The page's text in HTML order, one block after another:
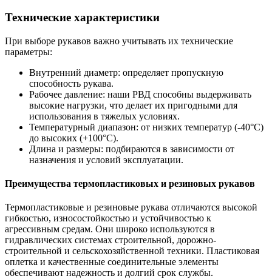
Технические характеристики
При выборе рукавов важно учитывать их технические
параметры:
Внутренний диаметр: определяет пропускную
способность рукава.
Рабочее давление: наши РВД способны выдерживать
высокие нагрузки, что делает их пригодными для
использования в тяжелых условиях.
Температурный диапазон: от низких температур (-40°C)
до высоких (+100°C).
Длина и размеры: подбираются в зависимости от
назначения и условий эксплуатации.
Преимущества термопластиковых и резиновых рукавов
Термопластиковые и резиновые рукава отличаются высокой
гибкостью, износостойкостью и устойчивостью к
агрессивным средам. Они широко используются в
гидравлических системах строительной, дорожно-
строительной и сельскохозяйственной техники. Пластиковая
оплетка и качественные соединительные элементы
обеспечивают надежность и долгий срок службы.